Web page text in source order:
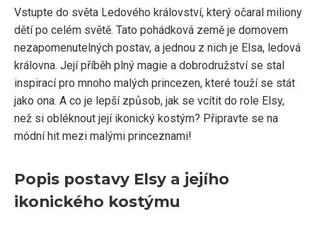
Vstupte do světa Ledového království, který očaral miliony
dětí po celém světě. Tato pohádková země je domovem
nezapomenutelných postav, a jednou z nich je Elsa, ledová
královna. Její příběh plný magie a dobrodružství se stal
inspirací pro mnoho malých princezen, které touží se stát
jako ona. A co je lepší způsob, jak se vcítit do role Elsy,
než si obléknout její ikonický kostým? Připravte se na
módní hit mezi malými princeznami!
Popis postavy Elsy a jejího
ikonického kostýmu